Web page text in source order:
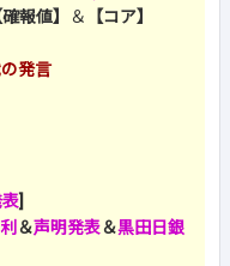
報値】 ＆
【コア】
発言
]
＆声明発表＆黒田日銀